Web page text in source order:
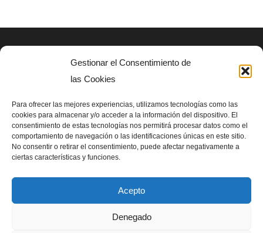
Gestionar el Consentimiento de
las Cookies
Para ofrecer las mejores experiencias, utilizamos tecnologías como las
cookies para almacenar y/o acceder a la información del dispositivo. El
consentimiento de estas tecnologías nos permitirá procesar datos como el
comportamiento de navegación o las identificaciones únicas en este sitio.
No consentir o retirar el consentimiento, puede afectar negativamente a
ciertas características y funciones.
Acepto
Denegado
elegir
la
página
de
producto
AVISO LEGAL
SIGUENOS EN